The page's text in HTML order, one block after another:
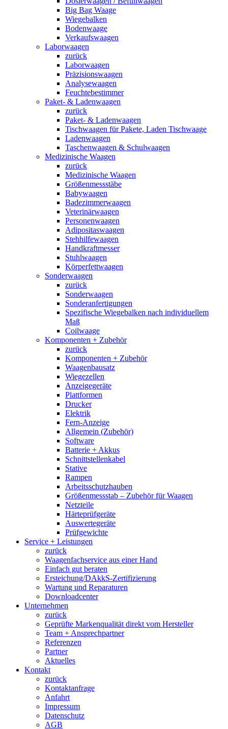
Big Bag Waage
Wiegebalken
Bodenwaage
Verkaufswaagen
Laborwaagen
zurück
Laborwaagen
Präzisionswaagen
Analysewaagen
Feuchtebestimmer
Paket- & Ladenwaagen
zurück
Paket- & Ladenwaagen
Tischwaagen für Pakete, Laden Tischwaage
Ladenwaagen
Taschenwaagen & Schulwaagen
Medizinische Waagen
zurück
Medizinische Waagen
Größenmessstäbe
Babywaagen
Badezimmerwaagen
Veterinärwaagen
Personenwaagen
Adipositaswaagen
Stehhilfewaagen
Handkraftmesser
Stuhlwaagen
Körperfettwaagen
Sonderwaagen
zurück
Sonderwaagen
Sonderanfertigungen
Spezifische Wiegebalken nach individuellem
Maß
Coilwaage
Komponenten + Zubehör
zurück
Komponenten + Zubehör
Waagenbausatz
Wiegezellen
Anzeigegeräte
Plattformen
Drucker
Elektrik
Fern-Anzeige
Allgemein (Zubehör)
Software
Batterie + Akkus
Schnittstellenkabel
Stative
Rampen
Arbeitsschutzhauben
Größenmessstab – Zubehör für Waagen
Netzteile
Härteprüfgeräte
Auswertegeräte
Prüfgewichte
Service + Leistungen
zurück
Waagenfachservice aus einer Hand
Einfach gut beraten
Ersteichung/DAkkS-Zertifizierung
Wartung und Reparaturen
Downloadcenter
Unternehmen
zurück
Geprüfte Markenqualität direkt vom Hersteller
Team + Ansprechpartner
Referenzen
Partner
Aktuelles
Kontakt
zurück
Kontaktanfrage
Anfahrt
Impressum
Datenschutz
AGB